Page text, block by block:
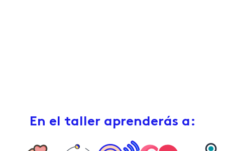
En el taller aprenderás a: